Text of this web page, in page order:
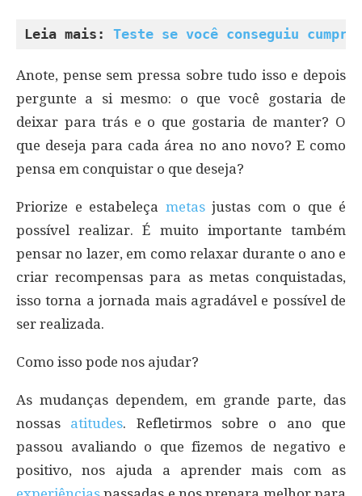
Leia mais: Teste se você conseguiu
Anote, pense sem pressa sobre tudo isso e depois
pergunte a si mesmo: o que você gostaria de
deixar para trás e o que gostaria de manter? O
que deseja para cada área no ano novo? E como
pensa em conquistar o que deseja?
Priorize e estabeleça metasjustas com o que é
possível realizar. É muito importante também
pensar no lazer, em como relaxar durante o ano e
criar recompensas para as metas conquistadas,
isso torna a jornada mais agradável e possível de
ser realizada.
Como isso pode nos ajudar?
As mudanças dependem, em grande parte, das
nossas atitudes. Refletirmos sobre o ano que
passou avaliando o que fizemos de negativo e
positivo, nos ajuda a aprender mais com as